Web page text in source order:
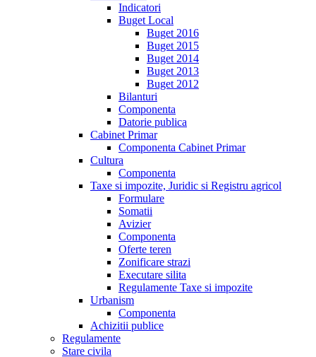
Indicatori
Buget Local
Buget 2016
Buget 2015
Buget 2014
Buget 2013
Buget 2012
Bilanturi
Componenta
Datorie publica
Cabinet Primar
Componenta Cabinet Primar
Cultura
Componenta
Taxe si impozite, Juridic si Registru agricol
Formulare
Somatii
Avizier
Componenta
Oferte teren
Zonificare strazi
Executare silita
Regulamente Taxe si impozite
Urbanism
Componenta
Achizitii publice
Regulamente
Stare civila